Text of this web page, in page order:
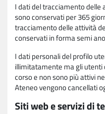
I dati del tracciamento
sono conservati per 365
tracciamento delle attività
conservati in forma semi
I dati personali del profilo
illimitatamente ma gli utenti
corso e non sono più attivi
Ateneo vengono cancellati
Siti web e servizi di